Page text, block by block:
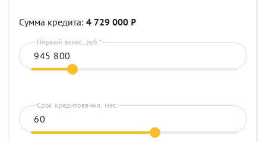
Сумма кредита: 4 729 000 ₽
Первый взнос, руб.*
Срок кредитования, мес.